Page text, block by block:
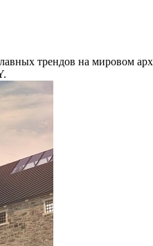
трендов на мировом